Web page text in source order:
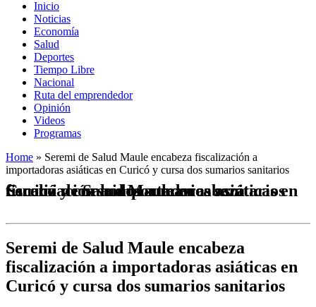
Inicio
Noticias
Economía
Salud
Deportes
Tiempo Libre
Nacional
Ruta del emprendedor
Opinión
Videos
Programas
Home » Seremi de Salud Maule encabeza fiscalización a
importadoras asiáticas en Curicó y cursa dos sumarios sanitarios
Seremi de Salud Maule encabeza fiscalización a importadoras asiáticas en Curicó y cursa dos sumarios sanitarios
Seremi de Salud Maule encabeza
fiscalización a importadoras asiáticas en
Curicó y cursa dos sumarios sanitarios